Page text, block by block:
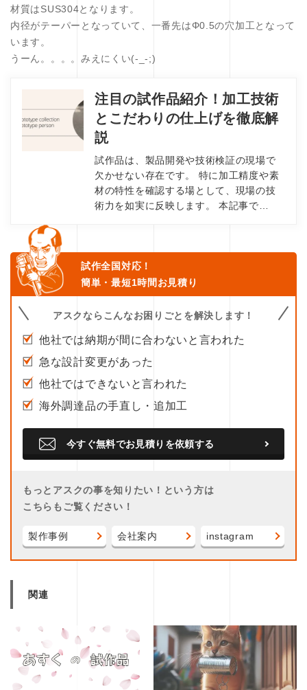
材質はSUS304となります。
内径がテーパーとなっていて、一番先はΦ0.5の穴加工となって
います。
うーん。。。。みえにくい(-_-;)
注目の試作品紹介！加工技術
とこだわりの仕上げを徹底解
説
試作品は、製品開発や技術検証の現場で
欠かせない存在です。 特に加工精度や素
材の特性を確認する場として、現場の技
術力を如実に反映します。 本記事で…
試作全国対応！
簡単・最短1時間お見積り
アスクならこんなお困りごとを解決します！
他社では納期が間に合わないと言われた
急な設計変更があった
他社ではできないと言われた
海外調達品の手直し・追加工
今すぐ無料でお見積りを依頼する
もっとアスクの事を知りたい！という方は
こちらもご覧ください！
製作事例 会社案内 instagram
関連